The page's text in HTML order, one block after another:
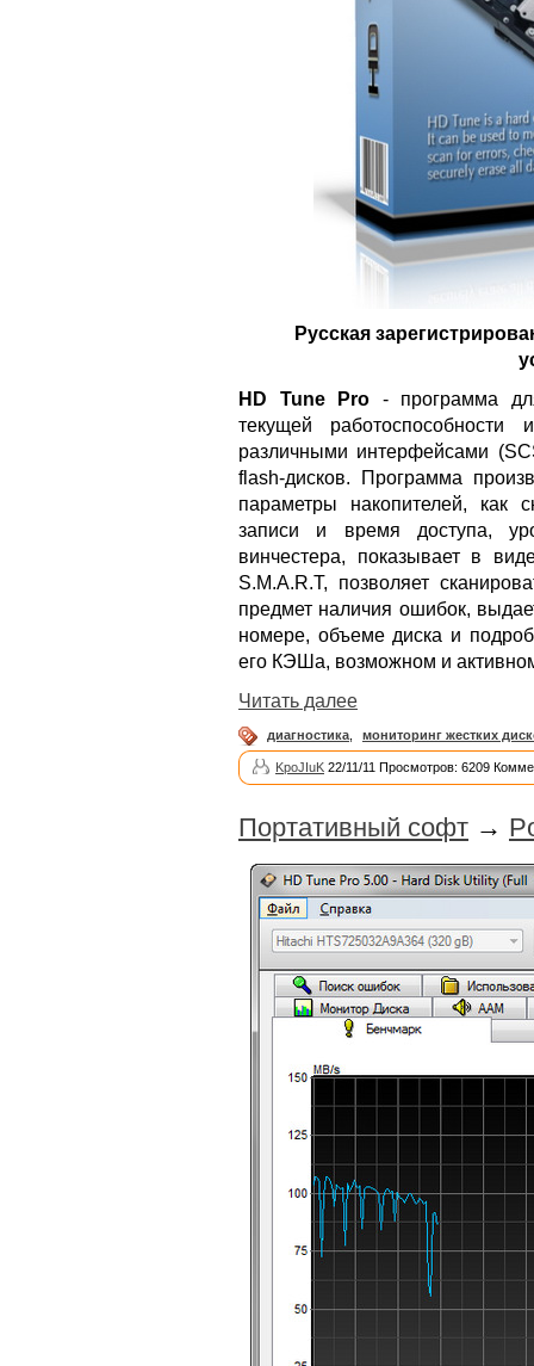
Русская
HD Tune Pro - программа
текущей работоспособности
различными интерфейсами
flash-дисков. Программа
параметры накопителей, как
записи и время доступа,
винчестера, показывает в
S.M.A.R.T, позволяет
предмет наличия ошибок,
номере, объеме диска и
его КЭШа, возможном и
Читать далее
диагностика мониторинг жестких
KpoJIuK 22/11/11 Просмотров: 6209
Портативный софт →